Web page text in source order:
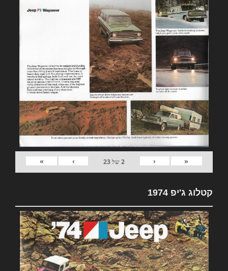
«
‹
2של23
›
»
קטלוג ג'יפ 1974